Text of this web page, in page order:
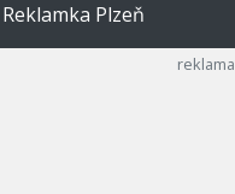
Reklamka Plzeň